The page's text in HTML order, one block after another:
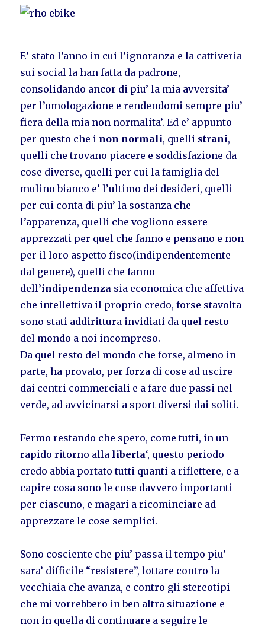
E’ stato l’anno in cui l’ignoranza e la cattiveria
sui social la han fatta da padrone,
consolidando ancor di piu’ la mia avversita’
per l’omologazione e rendendomi sempre piu’
fiera della mia non normalita’. Ed e’ appunto
per questo che i non normali, quelli strani,
quelli che trovano piacere e soddisfazione da
cose diverse, quelli per cui la famiglia del
mulino bianco e’ l’ultimo dei desideri, quelli
per cui conta di piu’ la sostanza che
l’apparenza, quelli che vogliono essere
apprezzati per quel che fanno e pensano e non
per il loro aspetto fisco(indipendentemente
dal genere), quelli che fanno
dell’indipendenza sia economica che affettiva
che intellettiva il proprio credo, forse stavolta
sono stati addirittura invidiati da quel resto
del mondo a noi incompreso.
Da quel resto del mondo che forse, almeno in
parte, ha provato, per forza di cose ad uscire
dai centri commerciali e a fare due passi nel
verde, ad avvicinarsi a sport diversi dai soliti.
Fermo restando che spero, come tutti, in un
rapido ritorno alla liberta‘, questo periodo
credo abbia portato tutti quanti a riflettere, e a
capire cosa sono le cose davvero importanti
per ciascuno, e magari a ricominciare ad
apprezzare le cose semplici.
Sono cosciente che piu’ passa il tempo piu’
sara’ difficile “resistere”, lottare contro la
vecchiaia che avanza, e contro gli stereotipi
che mi vorrebbero in ben altra situazione e
non in quella di continuare a seguire le